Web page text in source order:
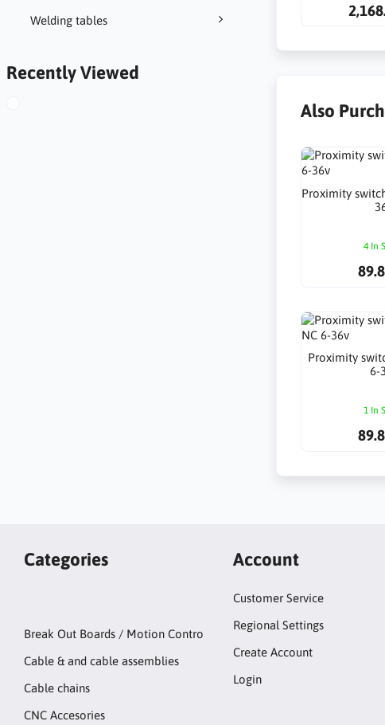
Welding tables
Recently Viewed
Also
Proximity
4 In
Proximity
6-
1 In
Categories
Break Out Boards / Motion Contro
Cable & and cable assemblies
Cable chains
CNC Accesories
Account
Customer Service
Regional Settings
Create Account
Login